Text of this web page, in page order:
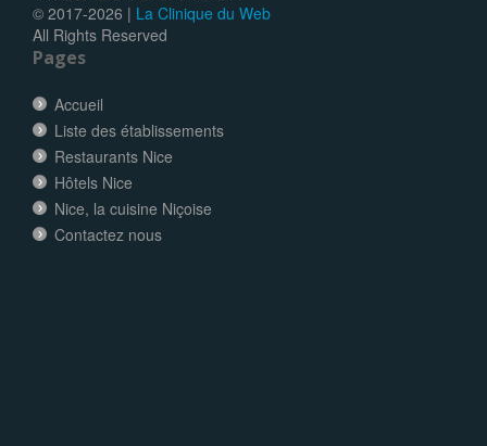
© 2017-2026 | La Clinique du Web
All Rights Reserved
Pages
Accueil
Liste des établissements
Restaurants Nice
Hôtels Nice
Nice, la cuisine Niçoise
Contactez nous